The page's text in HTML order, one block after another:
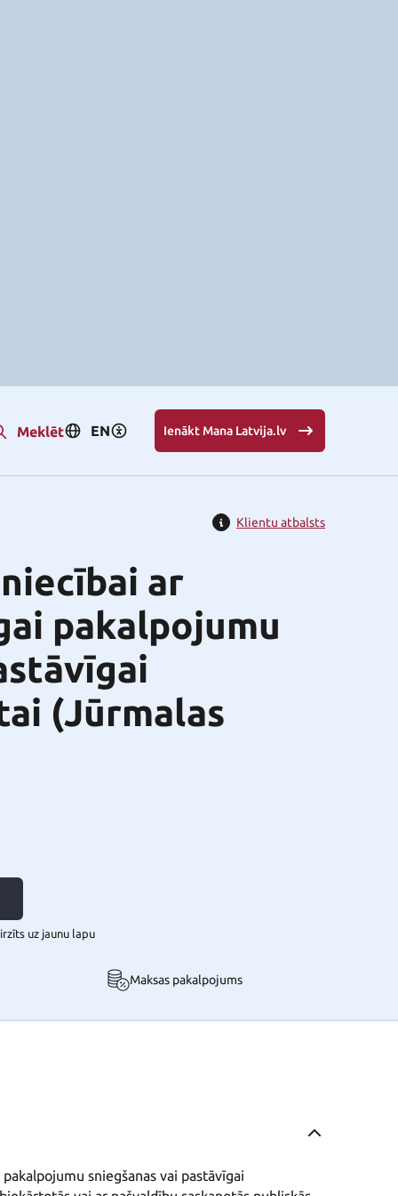
Meklēt EN Ienākt Mana Latvija.lv
Klientu atbalsts
ar
pakalpojumu
(Jūrmalas
uz jaunu lapu
Maksas pakalpojums
sniegšanas vai pastāvīgai